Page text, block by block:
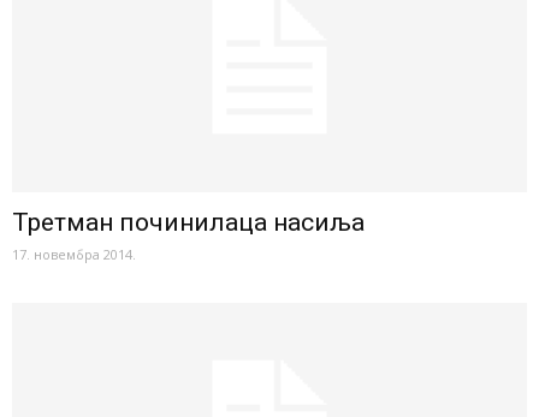
Третман починилаца насиља
17. новембра 2014.